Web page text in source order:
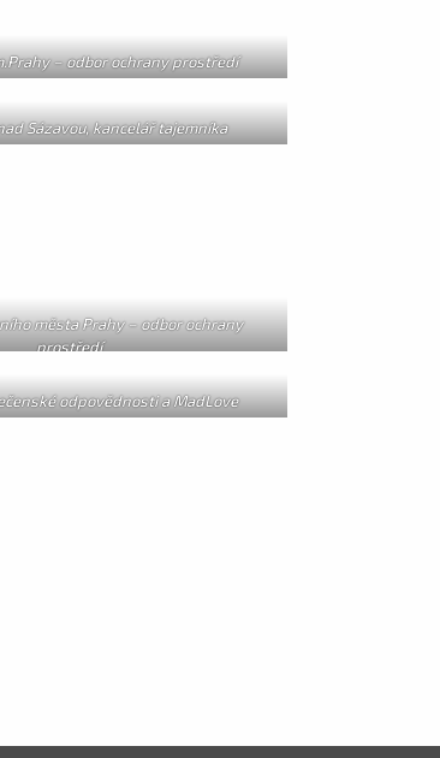
– odbor ochrany prostředí
Sázavou, kancelář tajemníka
města Prahy – odbor ochrany
prostředí
odpovědnosti a MadLove